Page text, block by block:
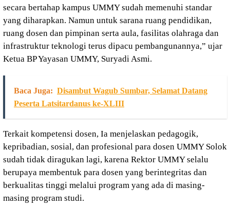
secara bertahap kampus UMMY sudah memenuhi standar
yang diharapkan. Namun untuk sarana ruang pendidikan,
ruang dosen dan pimpinan serta aula, fasilitas olahraga dan
infrastruktur teknologi terus dipacu pembangunannya,” ujar
Ketua BP Yayasan UMMY, Suryadi Asmi.
Baca Juga: Disambut Wagub Sumbar, Selamat Datang
Peserta Latsitardanus ke-XLIII
Terkait kompetensi dosen, Ia menjelaskan pedagogik,
kepribadian, sosial, dan profesional para dosen UMMY Solok
sudah tidak diragukan lagi, karena Rektor UMMY selalu
berupaya membentuk para dosen yang berintegritas dan
berkualitas tinggi melalui program yang ada di masing-
masing program studi.